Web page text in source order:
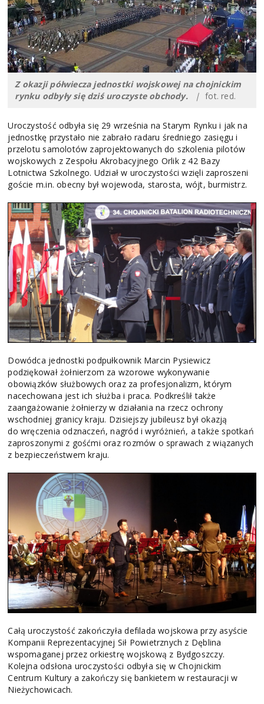
Z okazji półwiecza jednostki wojskowej na chojnickim
rynku odbyły się dziś uroczyste obchody.| fot. red.
Uroczystość odbyła się 29 września na Starym Rynku i jak na
jednostkę przystało nie zabrało radaru średniego zasięgu i
przelotu samolotów zaprojektowanych do szkolenia pilotów
wojskowych z Zespołu Akrobacyjnego Orlik z 42 Bazy
Lotnictwa Szkolnego. Udział w uroczystości wzięli zaproszeni
goście m.in. obecny był wojewoda, starosta, wójt, burmistrz.
Dowódca jednostki podpułkownik Marcin Pysiewicz
podziękował żołnierzom za wzorowe wykonywanie
obowiązków służbowych oraz za profesjonalizm, którym
nacechowana jest ich służba i praca. Podkreślił także
zaangażowanie żołnierzy w działania na rzecz ochrony
wschodniej granicy kraju. Dzisiejszy jubileusz był okazją
do wręczenia odznaczeń, nagród i wyróżnień, a także spotkań
zaproszonymi z gośćmi oraz rozmów o sprawach z wiązanych
z bezpieczeństwem kraju.
Całą uroczystość zakończyła defilada wojskowa przy asyście
Kompanii Reprezentacyjnej Sił Powietrznych z Dęblina
wspomaganej przez orkiestrę wojskową z Bydgoszczy.
Kolejna odsłona uroczystości odbyła się w Chojnickim
Centrum Kultury a zakończy się bankietem w restauracji w
Nieżychowicach.